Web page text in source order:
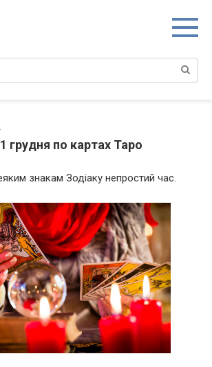
грудня по картах Таро
знакам Зодіаку непростий час.